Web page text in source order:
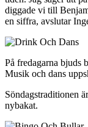
diggade vi till
en siffra, avslutar
På fredagarna bjuds
Musik och dans
Söndagstraditionen
nybakat.